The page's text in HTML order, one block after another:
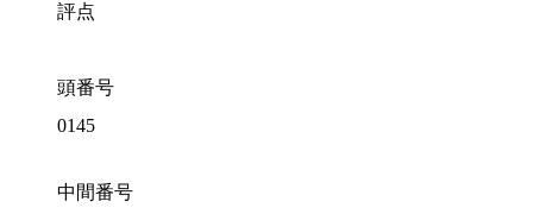
評点
頭番号
0145
中間番号